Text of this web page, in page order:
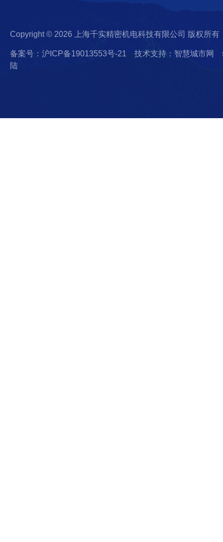
Copyright © 2026 上海千实精密机电科技有限公司 版权所有
备案号：沪ICP备19013553号-21 技术支持：智慧城市网
陆